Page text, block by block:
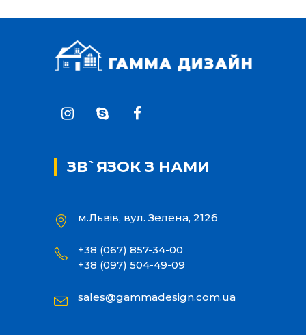
ЗВ`ЯЗОК З НАМИ
м.Львів, вул. Зелена, 212б
+38 (067) 857-34-00
+38 (097) 504-49-09
sales@gammadesign.com.ua